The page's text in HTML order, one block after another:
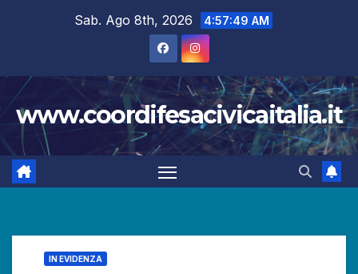
Sab. Ago 8th, 2026 4:57:50 AM
www.coordifesacivicaitalia.it
IN EVIDENZA